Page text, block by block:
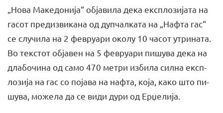
„Но­ва Ма­ке­до­ни­ја“ об­ја­ви­ла де­ка експ­ло­зи­ја­та на
га­сот пре­диз­ви­ка­на од дуп­чал­ка­та на „На­фта гас“
се слу­чи­ла на 2 фе­вру­а­ри око­лу 10 ча­сот утри­на­та.
Во тек­стот об­ја­вен на 5 фе­вру­а­ри пи­шу­ва де­ка на
дла­бо­чи­на од са­мо 470 ме­три из­би­ла сил­на експ­
ло­зи­ја на гас со по­ја­ва на на­фта, ко­ја, ка­ко што пи­
шу­ва, мо­же­ла да се ви­ди ду­ри од Ер­џе­ли­ја.